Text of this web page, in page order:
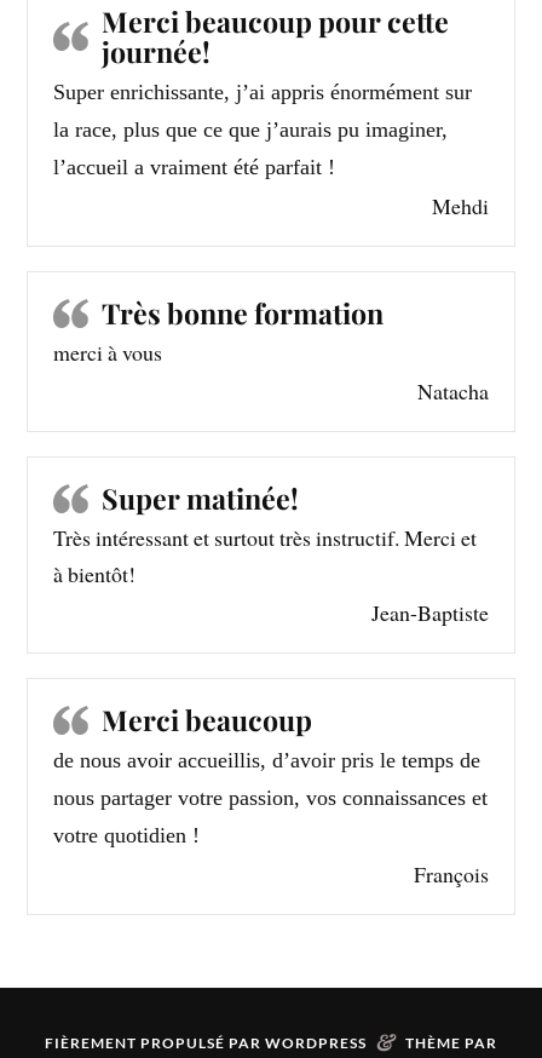
Merci beaucoup pour cette
journée!
Super enrichissante, j’ai appris énormément sur
la race, plus que ce que j’aurais pu imaginer,
l’accueil a vraiment été parfait !
Mehdi
Très bonne formation
merci à vous
Natacha
Super matinée!
Très intéressant et surtout très instructif. Merci et
à bientôt!
Jean-Baptiste
Merci beaucoup
de nous avoir accueillis, d’avoir pris le temps de
nous partager votre passion, vos connaissances et
votre quotidien !
François
FIÈREMENT PROPULSÉ PAR WORDPRESS & THÈME PAR